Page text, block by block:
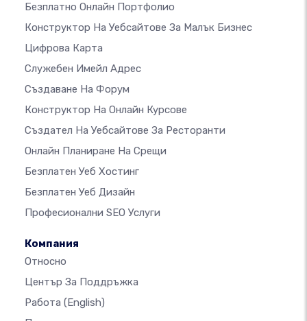
Безплатно Онлайн Портфолио
Конструктор На Уебсайтове За Малък Бизнес
Цифрова Карта
Служебен Имейл Адрес
Създаване На Форум
Конструктор На Онлайн Курсове
Създател На Уебсайтове За Ресторанти
Онлайн Планиране На Срещи
Безплатен Уеб Хостинг
Безплатен Уеб Дизайн
Професионални SEO Услуги
Компания
Относно
Център За Поддръжка
Работа (English)